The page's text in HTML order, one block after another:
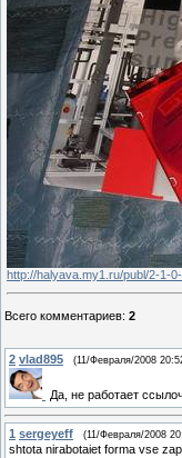
http://halyava.my1.ru/publ/2-1-
Всего комментариев: 2
2 vlad895 (11/Февраля/2008
Да, не работает
1 sergeyeff (11/Февраля/2008
shtota nirabotaiet forma vse